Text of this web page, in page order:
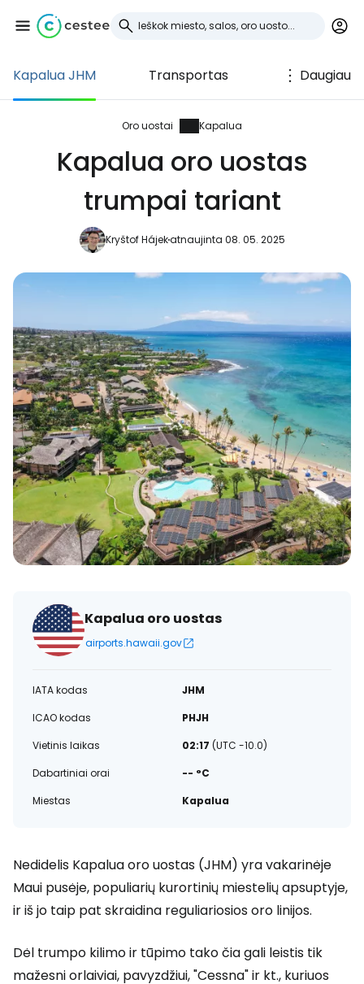
Kapalua JHM Transportas Daugiau
Oro uostai Kapalua
Kapalua oro uostas
trumpai tariant
Kryštof Hájekatnaujinta 08. 05. 2025
Kapalua oro uostas
airports.hawaii.gov
IATA kodas
JHM
ICAO kodas
PHJH
Vietinis laikas
02:17 (UTC -10.0)
Dabartiniai orai
-- °C
Miestas
Kapalua
Nedidelis Kapalua oro uostas (JHM) yra vakarinėje
Maui pusėje, populiarių kurortinių miestelių apsuptyje,
ir iš jo taip pat skraidina reguliariosios oro linijos.
Dėl trumpo kilimo ir tūpimo tako čia gali leistis tik
mažesni orlaiviai, pavyzdžiui, "Cessna" ir kt., kuriuos
Prisijunkite prie
Cestee
... pasaulinė kelionių bendruomenė
Tęsti su Google
Tęsti el. paštu